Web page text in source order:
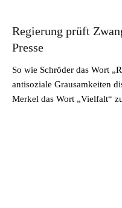
Regierung prüft
Presse
So wie Schröder das Wort
antisoziale Grausamkeiten
Merkel das Wort „Vielfalt“